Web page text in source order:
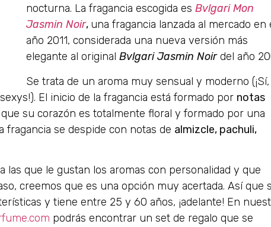
nocturna. La fragancia escogida es Bvlgari Mon
Jasmin Noir, una fragancia lanzada al mercado en
año 2011, considerada una nueva versión más
elegante al original Bvlgari Jasmin Noirdel año
Se trata de un aroma muy sensual y moderno (¡Sí,
El inicio de la fragancia está formado por notas
su corazón es totalmente floral y formado por una
fragancia se despide con notas de almizcle, pachuli,
las que le gustan los aromas con personalidad y que
creemos que es una opción muy acertada. Así que
y tiene entre 25 y 60 años, ¡adelante! En
podrás encontrar un set de regalo que se